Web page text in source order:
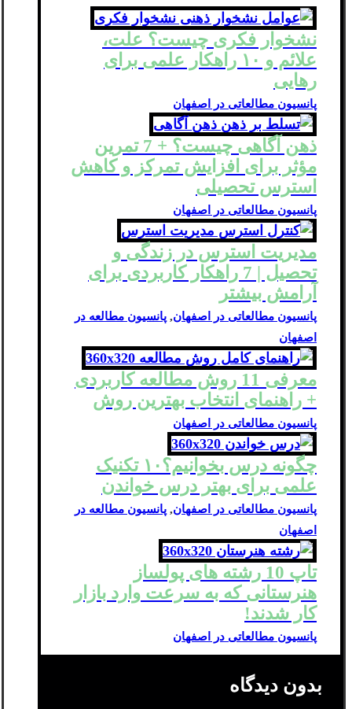
نشخوار فکری چیست؟ علت،
علائم و ۱۰ راهکار علمی برای
رهایی
پانسیون مطالعاتی در اصفهان
ذهن‌ آگاهی چیست؟ + 7 تمرین
مؤثر برای افزایش تمرکز و کاهش
استرس تحصیلی
پانسیون مطالعاتی در اصفهان
مدیریت استرس در زندگی و
تحصیل | 7 راهکار کاربردی برای
آرامش بیشتر
پانسیون مطالعاتی در اصفهان, پانسیون مطالعه در
اصفهان
معرفی 11 روش مطالعه کاربردی
+ راهنمای انتخاب بهترین روش
پانسیون مطالعاتی در اصفهان
چگونه درس بخوانیم؟۱۰ تکنیک
علمی برای بهتر درس خواندن
پانسیون مطالعاتی در اصفهان, پانسیون مطالعه در
اصفهان
تاپ 10 رشته های پولساز
هنرستانی که به سرعت وارد بازار
کار شدند!
پانسیون مطالعاتی در اصفهان
بدون دیدگاه